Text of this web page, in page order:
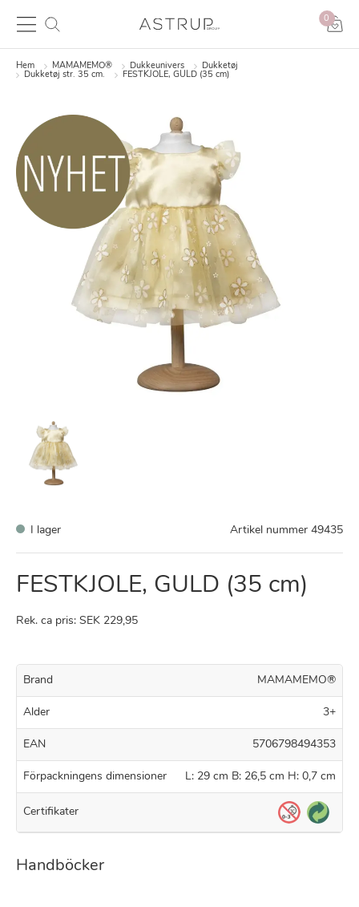
0
Hem MAMAMEMO® Dukkeunivers
Dukketøj
Dukketøj str. 35 cm.
FESTKJOLE, GULD (35 cm)
I lager Artikel nummer 49435
FESTKJOLE, GULD (35 cm)
Rek. ca pris: SEK 229,95
Brand MAMAMEMO®
Alder 3+
EAN 5706798494353
Förpackningens dimensioner L: 29 cm B: 26,5 cm H: 0,7 cm
Certifikater
Handböcker